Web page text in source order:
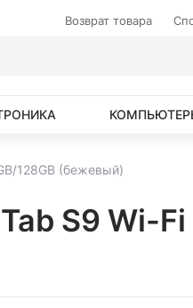
Возврат товара
128GB (бежевый)
S9 Wi-Fi